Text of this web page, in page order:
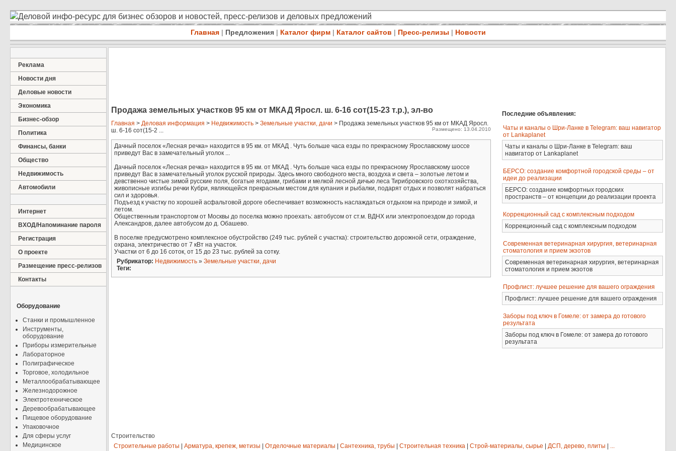
Деловой инфо-ресурс для бизнес обзоров и новостей, пресс-релизов и деловых предложений
Главная | Предложения | Каталог фирм | Каталог сайтов | Пресс-релизы | Новости
Реклама
Новости дня
Деловые новости
Экономика
Бизнес-обзор
Политика
Финансы, банки
Общество
Недвижимость
Автомобили
Интернет
ВХОД/Напоминание пароля
Регистрация
О проекте
Размещение пресс-релизов
Контакты
Оборудование
Станки и промышленное
Инструменты,
оборудование
Приборы измерительные
Лабораторное
Полиграфическое
Торговое, холодильное
Металлообрабатывающее
Железнодорожное
Электротехническое
Деревообрабатывающее
Пищевое оборудование
Упаковочное
Для сферы услуг
Медицинское
Продажа земельных участков 95 км от МКАД Яросл. ш. 6-16 сот(15-23 т.р.), эл-во
Главная > Деловая информация > Недвижимость > Земельные участки, дачи > Продажа земельных участков 95 км от МКАД Яросл.
ш. 6-16 сот(15-2 ...
Размещено: 13.04.2010
Дачный поселок «Лесная речка» находится в 95 км. от МКАД . Чуть больше часа езды по прекрасному Ярославскому шоссе
приведут Вас в замечательный уголок ...
Дачный поселок «Лесная речка» находится в 95 км. от МКАД . Чуть больше часа езды по прекрасному Ярославскому шоссе
приведут Вас в замечательный уголок русской природы. Здесь много свободного места, воздуха и света – золотые летом и
девственно чистые зимой русские поля, богатые ягодами, грибами и мелкой лесной дичью леса Тирибровского охотхозяйства,
живописные изгибы речки Кубри, являющейся прекрасным местом для купания и рыбалки, подарят отдых и позволят набраться
сил и здоровья.
Подъезд к участку по хорошей асфальтовой дороге обеспечивает возможность наслаждаться отдыхом на природе и зимой, и
летом.
Общественным транспортом от Москвы до поселка можно проехать: автобусом от ст.м. ВДНХ или электропоездом до города
Александров, далее автобусом до д. Обашево.
В поселке предусмотрено комплексное обустройство (249 тыс. рублей с участка): строительство дорожной сети, ограждение,
охрана, электричество от 7 кВт на участок.
Участки от 6 до 16 соток, от 15 до 23 тыс. рублей за сотку.
Рубрикатор: Недвижимость » Земельные участки, дачи
Теги:
Последние объявления:
Чаты и каналы о Шри-Ланке в Telegram: ваш навигатор
от Lankaplanet
Чаты и каналы о Шри-Ланке в Telegram: ваш
навигатор от Lankaplanet
БЕРСО: создание комфортной городской среды – от
идеи до реализации
БЕРСО: создание комфортных городских
пространств – от концепции до реализации проекта
Коррекционный сад с комплексным подходом
Коррекционный сад с комплексным подходом
Современная ветеринарная хирургия, ветеринарная
стоматология и прием экзотов
Современная ветеринарная хирургия, ветеринарная
стоматология и прием экзотов
Профлист: лучшее решение для вашего ограждения
Профлист: лучшее решение для вашего ограждения
Заборы под ключ в Гомеле: от замера до готового
результата
Заборы под ключ в Гомеле: от замера до готового
результата
Строительство
Строительные работы
Арматура, крепеж, метизы Отделочные материалы Сантехника, трубы Строительная техника Строй-материалы, сырье ДСП, дерево, плиты ...